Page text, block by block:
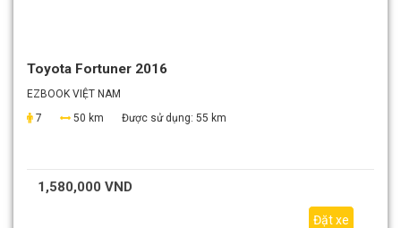
Toyota Fortuner 2016
EZBOOK VIỆT NAM
7
50 km Được sử dụng: 55 km
1,580,000 VND
Đặt xe